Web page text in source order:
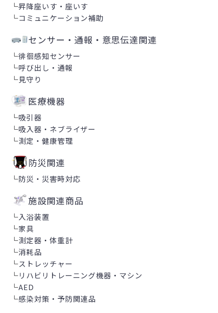
└昇降座いす・座いす
└コミュニケーション補助
センサー・通報・意思伝達関連
└徘徊感知センサー
└呼び出し・通報
└見守り
医療機器
└吸引器
└吸入器・ネブライザー
└測定・健康管理
防災関連
└防災・災害時対応
施設関連商品
└入浴装置
└家具
└測定器・体重計
└消耗品
└ストレッチャー
└リハビリトレーニング機器・マシン
└AED
└感染対策・予防関連品